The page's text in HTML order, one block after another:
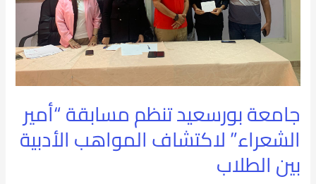
جامعة بورسعيد تنظم مسابقة “أمير
الشعراء” لاكتشاف المواهب الأدبية
بين الطلاب
الشعراء”
لاكتشاف
المواهب
بين
الطلاب